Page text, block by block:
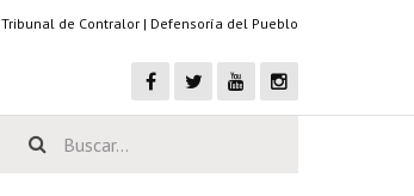
Tribunal de Contralor | Defensoría del Pueblo